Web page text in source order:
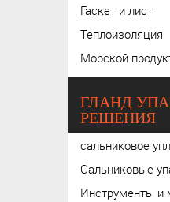
Гаскет и лист
Теплоизоляция
Морской
ГЛАНД
РЕШЕНИЯ
сальниковое
Инструменты и